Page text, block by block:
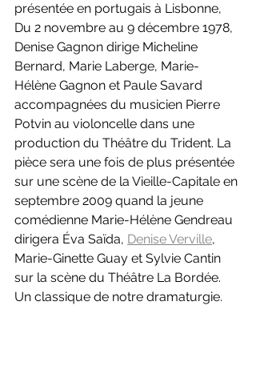
présentée en portugais à Lisbonne,
Du 2 novembre au 9 décembre 1978,
Denise Gagnon dirige Micheline
Bernard, Marie Laberge, Marie-
Hélène Gagnon et Paule Savard
accompagnées du musicien Pierre
Potvin au violoncelle dans une
production du Théâtre du Trident. La
pièce sera une fois de plus présentée
sur une scène de la Vieille-Capitale en
septembre 2009 quand la jeune
comédienne Marie-Hélène Gendreau
dirigera Éva Saïda, Denise Verville,
Marie-Ginette Guay et Sylvie Cantin
sur la scène du Théâtre La Bordée.
Un classique de notre dramaturgie.